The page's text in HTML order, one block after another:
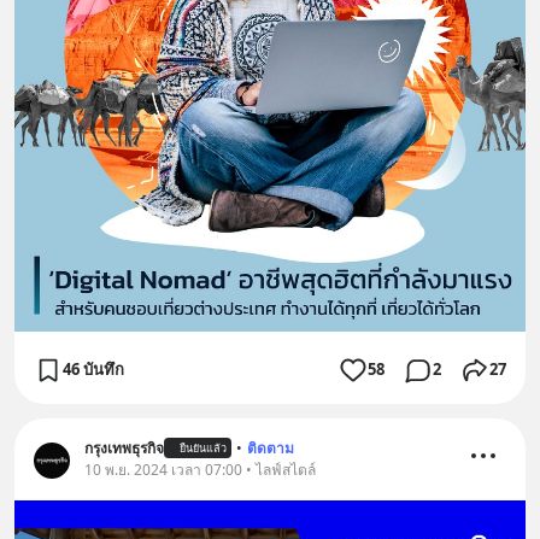
46 บันทึก 58 2 27
กรุงเทพธุรกิจ ยืนยันแล้ว • ติดตาม
10 พ.ย. 2024 เวลา 07:00 • ไลฟ์สไตล์